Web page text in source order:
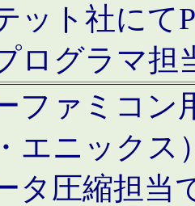
ット社にて
ログラマ担
ファミコン
エニックス
タ圧縮担当